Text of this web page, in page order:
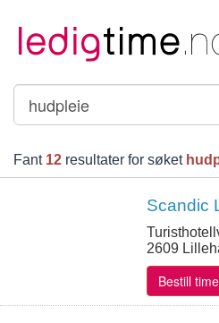
Fant 12 resultater for søket
Scandic
2609
Bestill